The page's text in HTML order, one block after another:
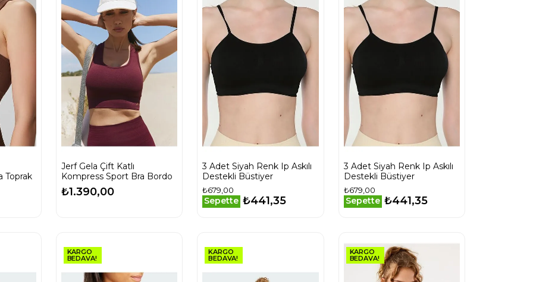
Toprak
Jerf Gela Çift Katlı
Kompress Sport Bra Bordo
₺1.390,00
3 Adet Siyah Renk Ip Askılı
Destekli Büstiyer
₺679,00
Sepette ₺441,35
3 Adet Siyah Renk Ip Askılı
Destekli Büstiyer
₺679,00
Sepette ₺441,35
KARGO
BEDAVA!
KARGO
BEDAVA!
KARGO
BEDAVA!